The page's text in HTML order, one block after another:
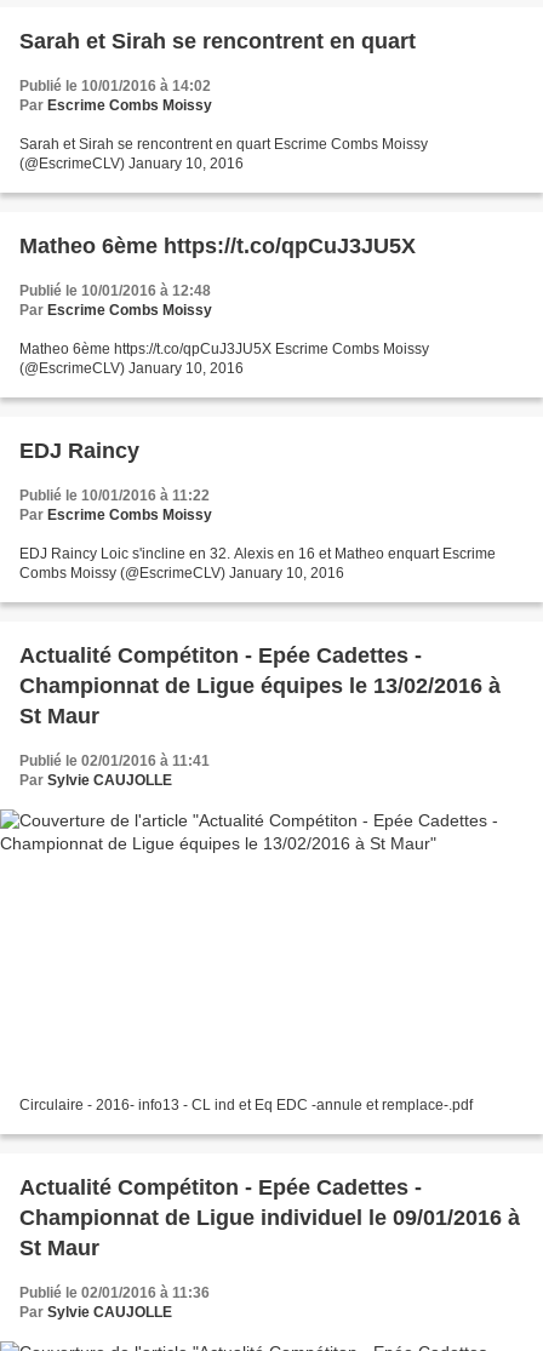
Sarah et Sirah se rencontrent en quart
Publié le 10/01/2016 à 14:02
Par Escrime Combs Moissy
Sarah et Sirah se rencontrent en quart Escrime Combs Moissy
(@EscrimeCLV) January 10, 2016
Matheo 6ème https://t.co/qpCuJ3JU5X
Publié le 10/01/2016 à 12:48
Par Escrime Combs Moissy
Matheo 6ème https://t.co/qpCuJ3JU5X Escrime Combs Moissy
(@EscrimeCLV) January 10, 2016
EDJ Raincy
Publié le 10/01/2016 à 11:22
Par Escrime Combs Moissy
EDJ Raincy Loic s'incline en 32. Alexis en 16 et Matheo enquart Escrime
Combs Moissy (@EscrimeCLV) January 10, 2016
Actualité Compétiton - Epée Cadettes -
Championnat de Ligue équipes le 13/02/2016 à
St Maur
Publié le 02/01/2016 à 11:41
Par Sylvie CAUJOLLE
Circulaire - 2016- info13 - CL ind et Eq EDC -annule et remplace-.pdf
Actualité Compétiton - Epée Cadettes -
Championnat de Ligue individuel le 09/01/2016 à
St Maur
Publié le 02/01/2016 à 11:36
Par Sylvie CAUJOLLE